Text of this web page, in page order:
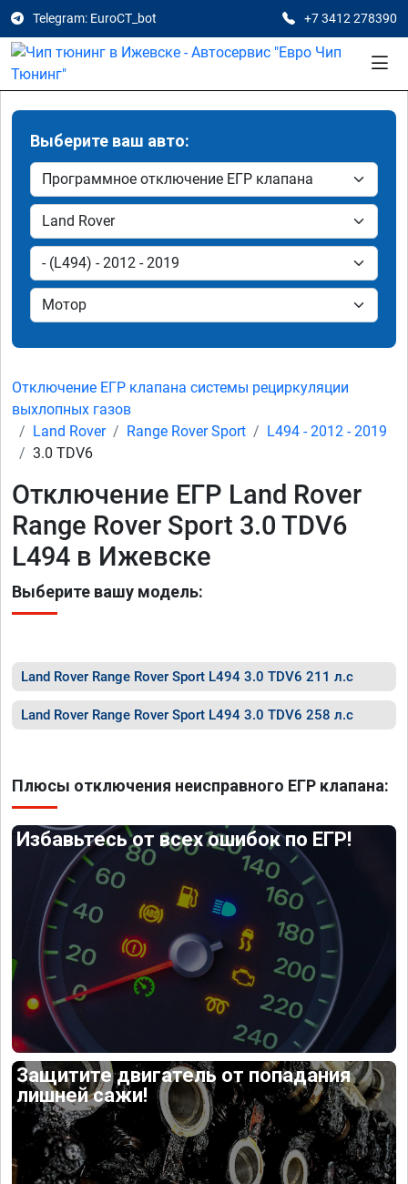
Telegram: EuroCT_bot +7 3412 278390
Выберите ваш авто:
Отключение ЕГР клапана системы рециркуляции
выхлопных газов
Land Rover
Range Rover Sport
L494 - 2012 - 2019
3.0 TDV6
Отключение ЕГР Land Rover
Range Rover Sport 3.0 TDV6
L494 в Ижевске
Выберите вашу модель:
Land Rover Range Rover Sport L494 3.0 TDV6 211 л.с
Land Rover Range Rover Sport L494 3.0 TDV6 258 л.с
Плюсы отключения неисправного ЕГР клапана:
Избавьтесь от всех ошибок по ЕГР!
Защитите двигатель от попадания
лишней сажи!